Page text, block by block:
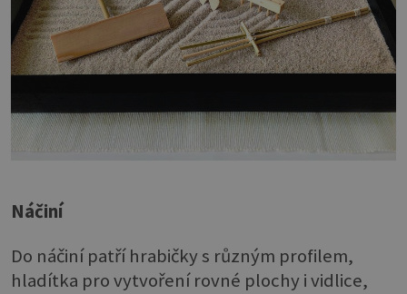
Náčiní
Do náčiní patří hrabičky s různým profilem,
hladítka pro vytvoření rovné plochy i vidlice,